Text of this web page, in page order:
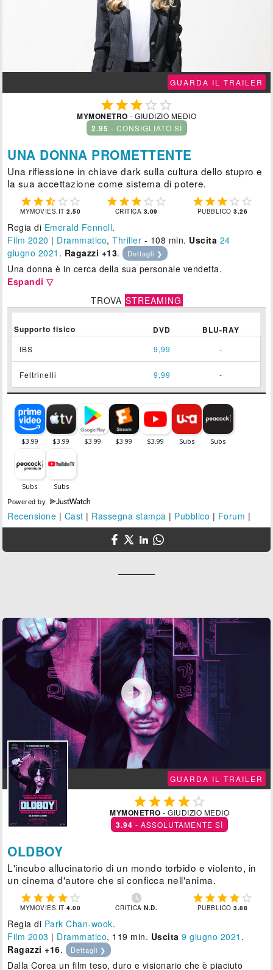
GUARDA IL TRAILER
  
MYMONETRO - GIUDIZIO MEDIO
2.95 - CONSIGLIATO SÌ
UNA DONNA PROMETTENTE
Una riflessione in chiave dark sulla cultura dello stupro e
la sua accettazione come sistema di potere.
    
MYMOVIES.IT2.50
    
CRITICA 3.09
    
PUBBLICO3.26
Regia di Emerald Fennell.
Film 2020 | Drammatico,Thriller - 108 min. Uscita 24
giugno 2021 . Ragazzi +13. Dettagli ❯
Una donna è in cerca della sua personale vendetta.
Espandi ▽
TROVA STREAMING
Supporto fisico DVD BLU-RAY
IBS 9,99 -
Feltrinelli 9,99 -
Powered by
Recensione | Cast | Rassegna stampa | Pubblico | Forum |

GUARDA IL TRAILER
 
MYMONETRO - GIUDIZIO MEDIO
3.94 - ASSOLUTAMENTE SÌ
OLDBOY
L'incubo allucinatorio di un mondo torbido e violento, in
un cinema d'autore che si conficca nell'anima.
    
MYMOVIES.IT4.00

CRITICAN.D.
    
PUBBLICO3.88
Regia di Park Chan-wook.
Film 2003 | Drammatico, 119 min. Uscita 9 giugno 2021 .
Ragazzi +16. Dettagli ❯
Dalla Corea un film teso, duro e visionario che è piaciuto